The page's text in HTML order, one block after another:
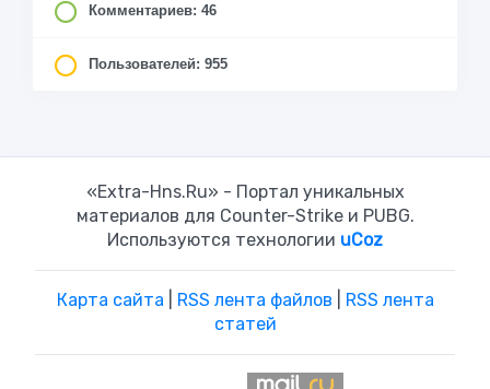
Комментариев: 46
Пользователей: 955
«Extra-Hns.Ru» - Портал уникальных
материалов для Counter-Strike и PUBG.
Используются технологии uCoz
Карта сайта RSS лента файлов
RSS лента
статей